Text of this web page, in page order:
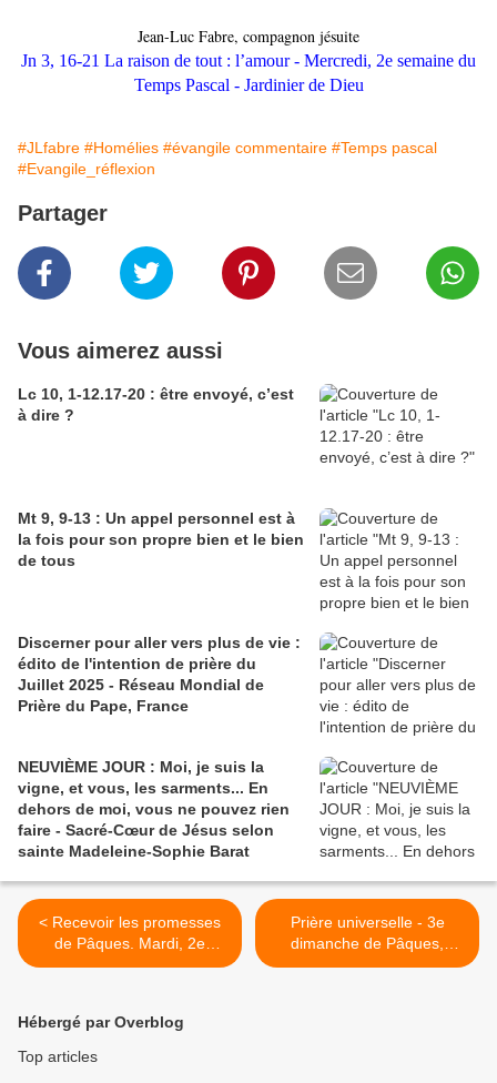
Jean-Luc Fabre, compagnon jésuite
Jn 3, 16-21 La raison de tout : l’amour - Mercredi, 2e semaine du
Temps Pascal - Jardinier de Dieu
#JLfabre #Homélies #évangile commentaire #Temps pascal
#Evangile_réflexion
Partager
Vous aimerez aussi
Lc 10, 1-12.17-20 : être envoyé, c’est
à dire ?
Mt 9, 9-13 : Un appel personnel est à
la fois pour son propre bien et le bien
de tous
Discerner pour aller vers plus de vie :
édito de l'intention de prière du
Juillet 2025 - Réseau Mondial de
Prière du Pape, France
NEUVIÈME JOUR : Moi, je suis la
vigne, et vous, les sarments... En
dehors de moi, vous ne pouvez rien
faire - Sacré-Cœur de Jésus selon
sainte Madeleine-Sophie Barat
< Recevoir les promesses
de Pâques. Mardi, 2e
semaine du Temps Pascal,
Prière universelle - 3e
dimanche de Pâques,
année B - 14 avril 2024 >
Hébergé par Overblog
Top articles